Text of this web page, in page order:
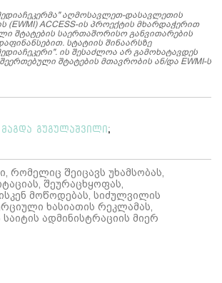
აღმოსავლეთ-დასავლეთის
(EWMI) ACCESS-ის პროექტის მხარდაჭერით
შტატების საერთაშორისო განვითარების
სტატიის შინაარსზე
ის შესაძლოა არ გამოხატავდეს
შეერთებული შტატების მთავრობის ან/და EWMI-ს
მაგდა გუგულაშვილი ;
რომელიც შეიცავს უხამსობას,
შეურაცხყოფას,
მოწოდებას, სიძულვილის
ხასიათის რეკლამას,
ადმინისტრაციის მიერ